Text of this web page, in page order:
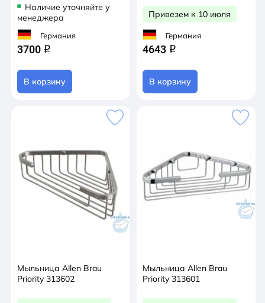
Наличие уточняйте у
менеджера
Германия
3700 q
В корзину
Привезем к 10 июля
Германия
4643 q
В корзину
Мыльница Allen Brau
Priority 313602
Мыльница Allen Brau
Priority 313601